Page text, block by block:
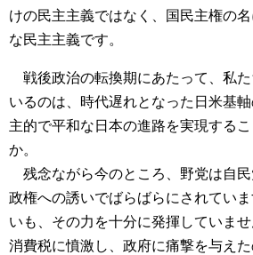
けの民主主義ではなく、国民主権の
な民主主義です。
戦後政治の転換期にあたって、私
いるのは、時代遅れとなった日米基
主的で平和な日本の進路を実現する
か。
残念ながら今のところ、野党は自
政権への誘いでばらばらにされてい
いも、その力を十分に発揮していま
消費税に憤激し、政府に痛撃を与え